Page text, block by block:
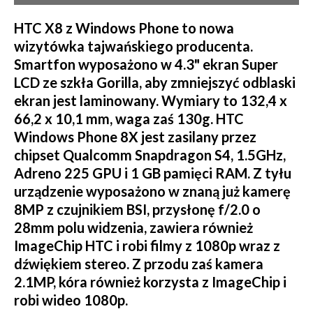
HTC X8 z Windows Phone to nowa
wizytówka tajwańskiego producenta.
Smartfon wyposażono w 4.3" ekran Super
LCD ze szkła Gorilla, aby zmniejszyć odblaski
ekran jest laminowany. Wymiary to 132,4 x
66,2 x 10,1 mm, waga zaś 130g. HTC
Windows Phone 8X jest zasilany przez
chipset Qualcomm Snapdragon S4, 1.5GHz,
Adreno 225 GPU i 1 GB pamięci RAM. Z tyłu
urządzenie wyposażono w znaną już kamerę
8MP z czujnikiem BSI, przysłonę f/2.0 o
28mm polu widzenia, zawiera również
ImageChip HTC i robi filmy z 1080p wraz z
dźwiękiem stereo. Z przodu zaś kamera
2.1MP, kóra również korzysta z ImageChip i
robi wideo 1080p.